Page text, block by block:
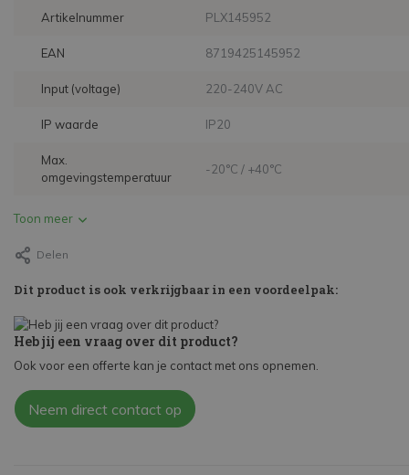
Artikelnummer PLX145952
EAN 8719425145952
Input (voltage) 220-240V AC
IP waarde IP20
Max.
omgevingstemperatuur
-20°C / +40°C
Toon meer
Delen
Dit product is ook verkrijgbaar in een voordeelpak:
Heb jij een vraag over dit product?
Ook voor een offerte kan je contact met ons opnemen.
Neem direct contact op